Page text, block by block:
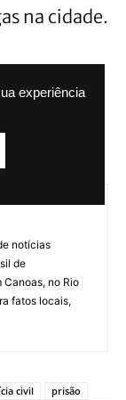
experiência
na cidade.
em
notícias
de
Canoas, no Rio
fatos locais,
civil prisão